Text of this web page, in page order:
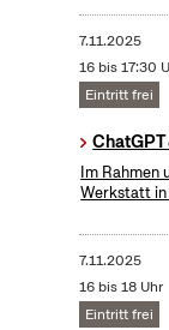
7.11.2025
16 bis 17:30
Eintritt frei
Im Rahmen
Werkstatt
7.11.2025
16 bis 18 Uhr
Eintritt frei